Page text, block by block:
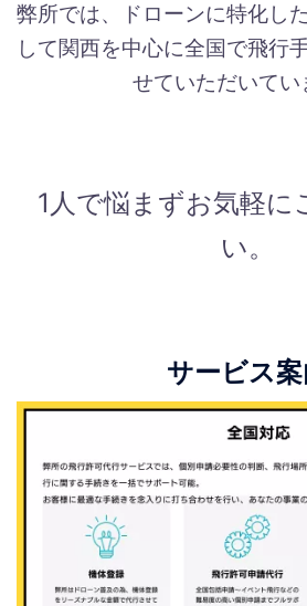
弊所では、ドローンに特化し
して関西を中心に全国で飛行
せていただいてい
1人で悩まずお気軽に
い。
サービス